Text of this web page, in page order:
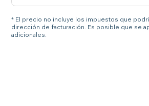
* El precio no incluye los impuestos que
dirección de facturación. Es posible que se
adicionales.